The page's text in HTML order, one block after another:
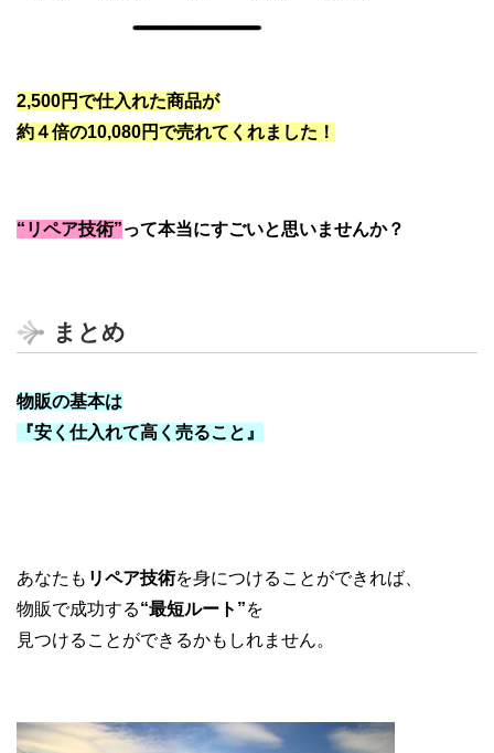
2,500円で仕入れた商品が
約４倍の10,080円で売れてくれました！
“リペア技術”って本当にすごいと思いませんか？
まとめ
物販の基本は
『安く仕入れて高く売ること』
あなたも リペア技術を身につけることができれば、
物販で成功する“最短ルート”を
見つけることができるかもしれません。